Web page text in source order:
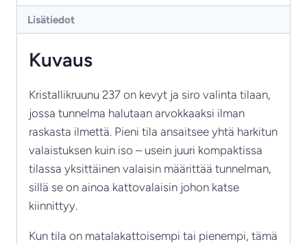
kristallivalaisin
määrä
Lisätiedot
Kuvaus
Kristallikruunu 237 on kevyt ja siro valinta tilaan,
jossa tunnelma halutaan arvokkaaksi ilman
raskasta ilmettä. Pieni tila ansaitsee yhtä harkitun
valaistuksen kuin iso – usein juuri kompaktissa
tilassa yksittäinen valaisin määrittää tunnelman,
sillä se on ainoa kattovalaisin johon katse
kiinnittyy.
Kun tila on matalakattoisempi tai pienempi, tämä